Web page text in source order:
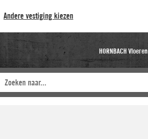
Andere vestiging kiezen
HORNBACH Vloeren